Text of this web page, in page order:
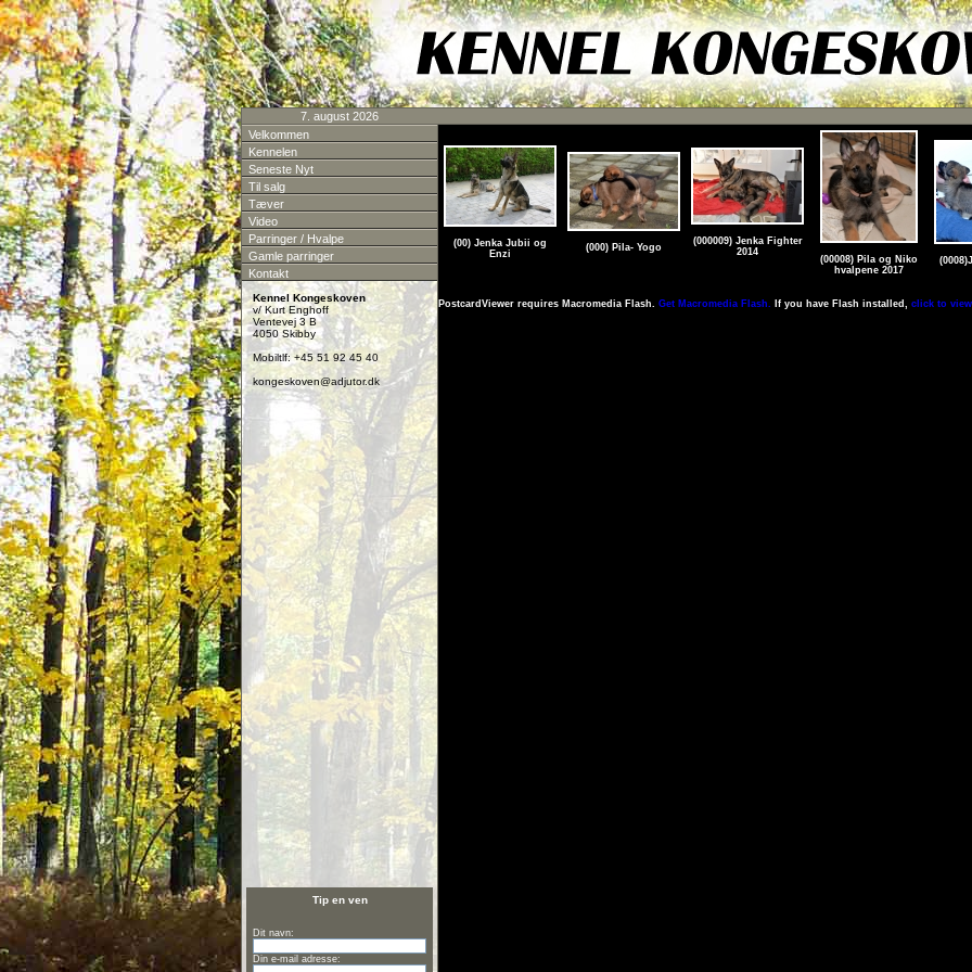
7. august 2026
Velkommen
Kennelen
Seneste Nyt
Til salg
Tæver
Video
Parringer / Hvalpe
Gamle parringer
Kontakt
Kennel Kongeskoven
v/ Kurt Enghoff
Ventevej 3 B
4050 Skibby
Mobiltlf: +45 51 92 45 40
kongeskoven@adjutor.dk
Tip en ven
Dit navn:
Din e-mail adresse:
(00) Jenka Jubii og
Enzi
(000) Pila- Yogo
(000009) Jenka Fighter
2014
(00008) Pila og Niko
hvalpene 2017
PostcardViewer requires Macromedia Flash. Get Macromedia Flash. If you have Flash installed, click to